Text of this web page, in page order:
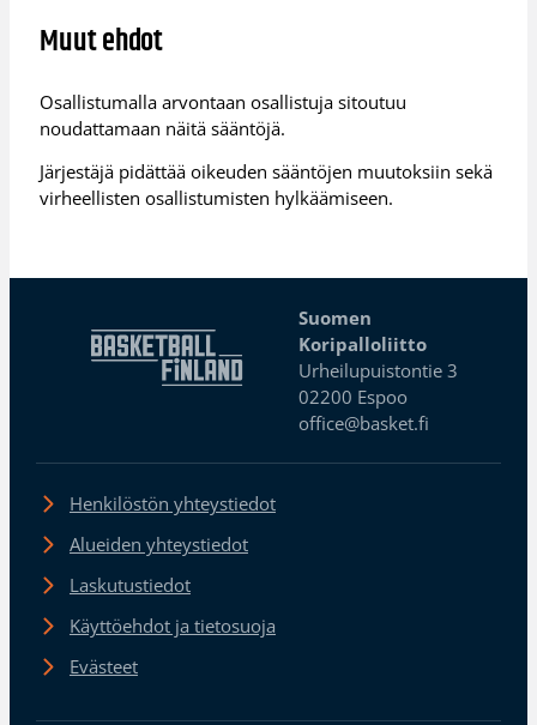
Muut ehdot
Osallistumalla arvontaan osallistuja sitoutuu
noudattamaan näitä sääntöjä.
Järjestäjä pidättää oikeuden sääntöjen muutoksiin sekä
virheellisten osallistumisten hylkäämiseen.
Suomen
Koripalloliitto
Urheilupuistontie 3
02200 Espoo
office@basket.fi
Henkilöstön yhteystiedot
Alueiden yhteystiedot
Laskutustiedot
Käyttöehdot ja tietosuoja
Evästeet